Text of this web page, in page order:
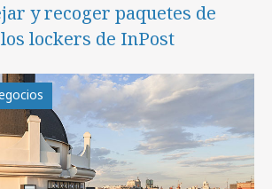
y recoger paquetes de
lockers de InPost